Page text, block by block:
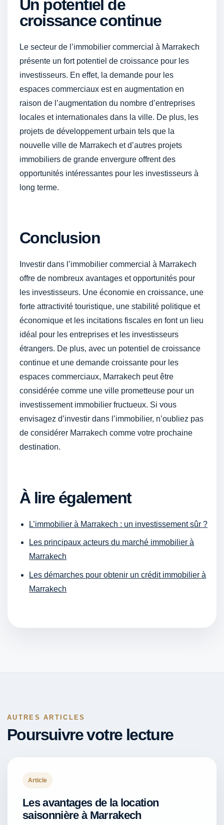
Un potentiel de
croissance continue
Le secteur de l’immobilier commercial à Marrakech
présente un fort potentiel de croissance pour les
investisseurs. En effet, la demande pour les
espaces commerciaux est en augmentation en
raison de l’augmentation du nombre d’entreprises
locales et internationales dans la ville. De plus, les
projets de développement urbain tels que la
nouvelle ville de Marrakech et d’autres projets
immobiliers de grande envergure offrent des
opportunités intéressantes pour les investisseurs à
long terme.
Conclusion
Investir dans l’immobilier commercial à Marrakech
offre de nombreux avantages et opportunités pour
les investisseurs. Une économie en croissance, une
forte attractivité touristique, une stabilité politique et
économique et les incitations fiscales en font un lieu
idéal pour les entreprises et les investisseurs
étrangers. De plus, avec un potentiel de croissance
continue et une demande croissante pour les
espaces commerciaux, Marrakech peut être
considérée comme une ville prometteuse pour un
investissement immobilier fructueux. Si vous
envisagez d’investir dans l’immobilier, n’oubliez pas
de considérer Marrakech comme votre prochaine
destination.
À lire également
L’immobilier à Marrakech : un investissement sûr ?
Les principaux acteurs du marché immobilier à
Marrakech
Les démarches pour obtenir un crédit immobilier à
Marrakech
AUTRES ARTICLES
Poursuivre votre lecture
Article
Les avantages de la location
saisonnière à Marrakech